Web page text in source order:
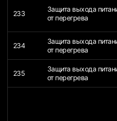
233
Защита выхода
от перегрева
234
Защита выхода
от перегрева
235
Защита выхода
от перегрева